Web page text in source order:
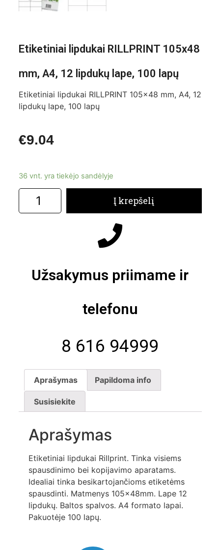
Etiketiniai lipdukai RILLPRINT 105x48
mm, A4, 12 lipdukų lape, 100 lapų
Etiketiniai lipdukai RILLPRINT 105×48 mm, A4, 12
lipdukų lape, 100 lapų
€9.04
36 vnt. yra tiekėjo sandėlyje
Į krepšelį
Užsakymus priimame ir
telefonu
8 616 94999
Aprašymas Papildoma info
Susisiekite
Aprašymas
Etiketiniai lipdukai Rillprint. Tinka visiems
spausdinimo bei kopijavimo aparatams.
Idealiai tinka besikartojančioms etiketėms
spausdinti. Matmenys 105x48mm. Lape 12
lipdukų. Baltos spalvos. A4 formato lapai.
Pakuotėje 100 lapų.